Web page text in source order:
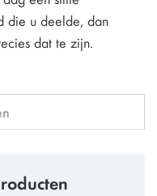
die u deelde, dan
dat te zijn.